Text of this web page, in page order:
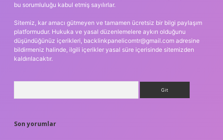
bu sorumluluğu kabul etmiş sayılırlar.
Sitemiz, kar amacı gütmeyen ve tamamen ücretsiz bir bilgi paylaşım
platformudur. Hukuka ve yasal düzenlemelere aykırı olduğunu
düşündüğünüz içerikleri, backlinkpanelicomtr@gmail.com adresine
bildirmeniz halinde, ilgili içerikler yasal süre içerisinde sitemizden
kaldırılacaktır.
Son yorumlar